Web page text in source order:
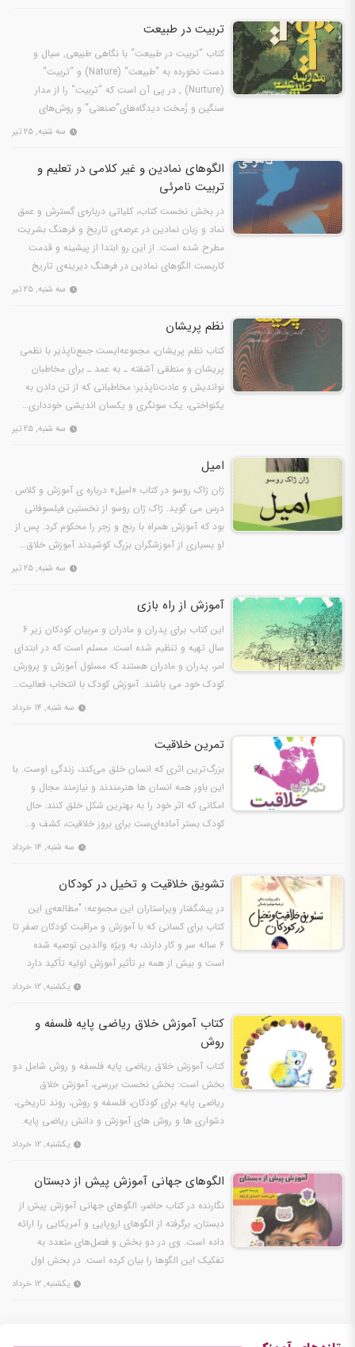
تربیت در طبیعت
كتاب “تربيت در طبيعت“ با نگاهی طبيعی, سيال و
دست نخورده به “طبيعت“ (Nature) و “تربيت“
(Nurture) , در پی آن است كه “تربيت“ را از مدار
سنگين و زُمخت ديدگاه‌های“صنعتی“ و روش‌های
سه شنبه, ۲۵ تیر
الگوهای نمادین و غیر کلامی در تعلیم و
تربیت نامرئی
در بخش نخست کتاب، کلیاتی درباره‌ی گسترش و عمق
نماد و زبان نمادین در عرصه‌ی تاریخ و فرهنگ بشریت
مطرح شده است. از این رو ابتدا از پیشینه و قدمت
کاربست الگوهای نمادین در فرهنگ دیرینه‌ی تاریخ
سه شنبه, ۲۵ تیر
نظم پریشان
کتاب‌ نظم‌ پریشان‌، مجموعه‌ایست‌ جمع‌ناپذیر با نظمی
پریشان‌ و منطقی آشفته‌ ـ به‌ عمد ـ برای مخاطبان‌
نواندیش‌ و عادت‌ناپذیر؛ مخاطبانی که‌ از تن‌ دادن‌ به‌
یکنواختی، یک‌ سونگری و یکسان‌ اندیشی خودداری…
سه شنبه, ۲۵ تیر
امیل
ژان ژاک روسو در کتاب «امیل» درباره ى آموزش و کلاس
درس مى گوید. ژاک ژان روسو از نخستین فیلسوفانى
بود که آموزش همراه با رنج و زجر را محکوم کرد. پس از
او بسیارى از آموزشگران بزرگ کوشیدند آموزش خلاق…
سه شنبه, ۲۵ تیر
آموزش از راه بازی
این کتاب برای پدران و مادران و مربیان کودکان زیر ۶
سال تهیه و تنظیم شده است. مسلم است که در ابتدای
امر، پدران و مادران هستند که مسئول آموزش و پرورش
کودک خود می باشند. آموزش کودک با انتخاب فعالیت…
سه شنبه, ۱۴ خرداد
تمرین خلاقیت
بزرگ‌ترین اثری که انسان خلق می‌کند، زندگی اوست. با
این باور همه انسان ها هنرمندند و نیازمند مجال و
امکانی که اثر خود را به بهترین شکل خلق کنند. حال
کودک بستر آماده‌ای‌ست برای بروز خلاقیت، کشف و…
سه شنبه, ۱۴ خرداد
تشویق خلاقیت و تخیل در کودکان
در پیشگفتار ویراستاران این مجموعه؛ "مطالعه‌ی این
کتاب برای کسانی که با آموزش و مراقبت کودکان صفر تا
۶ ساله سر و کار دارند، به ویژه والدین توصیه شده
است و بیش از همه بر تأثیر آموزش اولیه تأکید دارد
یکشنبه, ۱۲ خرداد
کتاب آموزش خلاق ریاضی پایه فلسفه و
روش
کتاب آموزش خلاق ریاضی پایه فلسفه و روش شامل دو
بخش است: بخش نخست بررسی، آموزش خلاق
ریاضی پایه برای کودکان، فلسفه و روش، روند تاریخی،
دشواری ها و روش های آموزش و دانش ریاضی پایه.
یکشنبه, ۱۲ خرداد
الگوهای جهانی آموزش پیش از دبستان
نگارنده در کتاب حاضر، الگوهای جهانی آموزش پیش از
دبستان، برگرفته از الگوهای اروپایی و آمریکایی را ارائه
داده است. وی در دو بخش و فصل‌های متعدد به
تفکیک این الگوها را بیان کرده است. در بخش اول
یکشنبه, ۱۲ خرداد